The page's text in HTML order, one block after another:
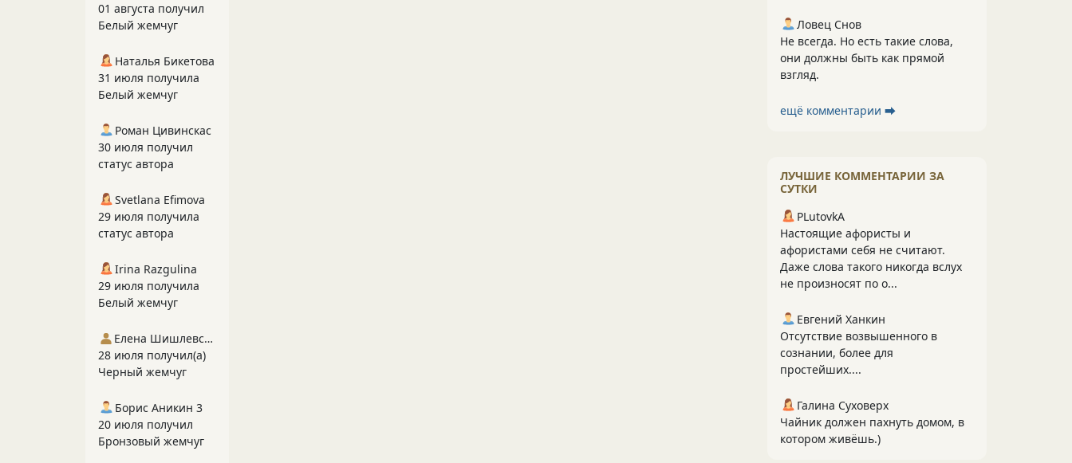
Ловец Снов
Не всегда. Но есть такие слова,
они должны быть как прямой
взгляд.
ещё комментарии ⮕
ЛУЧШИЕ КОММЕНТАРИИ ЗА
СУТКИ
PLutоvkА
Настоящие афористы и
афористами себя не считают.
Даже слова такого никогда вслух
не произносят по о...
Евгений Ханкин
Отсутствие возвышенного в
сознании, более для
простейших....
Галина Суховерх
Чайник должен пахнуть домом, в
котором живёшь.)
01 августа получил
Белый жемчуг
Наталья Бикетова
31 июля получила
Белый жемчуг
Роман Цивинскас
30 июля получил
статус автора
Svetlana Efimova
29 июля получила
статус автора
Irina Razgulina
29 июля получила
Белый жемчуг
Елена Шишлевская
28 июля получил(а)
Черный жемчуг
Борис Аникин 3
20 июля получил
Бронзовый жемчуг